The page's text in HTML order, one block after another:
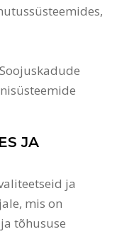
Soojuskadude
JA
ja
mis on
tõhususe